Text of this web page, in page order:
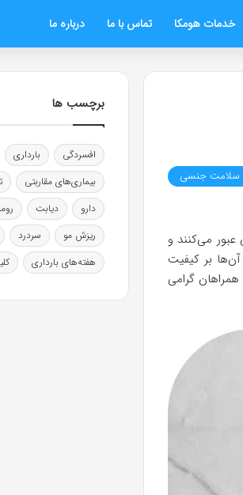
خدمات هومکا تماس با ما درباره ما
سلامت جنسی
عبور می‌کنند و
بر کیفیت
گرامی
برچسب ها
افسردگی بارداری
بیماری‌های مقاربتی
دارو
دیابت
ریزش مو
سردرد
هفته‌های بارداری